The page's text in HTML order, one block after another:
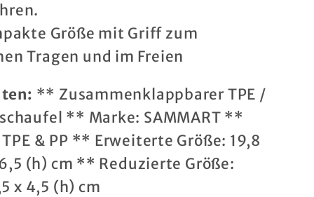
Größe mit Griff zum
Tragen und im Freien
** Zusammenklappbarer TPE /
** Marke: SAMMART **
& PP ** Erweiterte Größe: 19,8
(h) cm ** Reduzierte Größe:
x 4,5 (h) cm